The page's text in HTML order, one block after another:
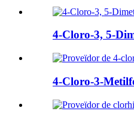
4-Cloro-3, 5-
4-Cloro-3-